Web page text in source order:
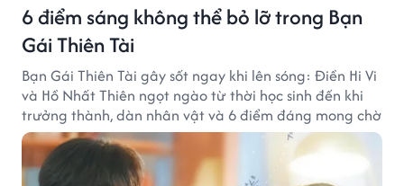
6 điểm sáng không thể bỏ lỡ trong Bạn
Gái Thiên Tài
Bạn Gái Thiên Tài gây sốt ngay khi lên sóng: Điền Hi Vi
và Hồ Nhất Thiên ngọt ngào từ thời học sinh đến khi
trưởng thành, dàn nhân vật và 6 điểm đáng mong chờ